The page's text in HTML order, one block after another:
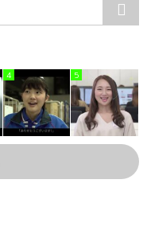
4 5